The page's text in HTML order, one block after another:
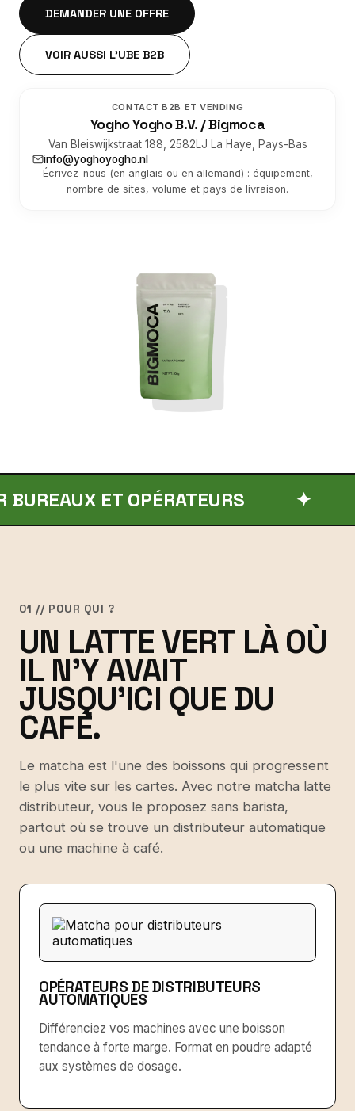
DEMANDER UNE OFFRE
VOIR AUSSI L'UBE B2B
CONTACT B2B ET VENDING
Yogho Yogho B.V. / Bigmoca
Van Bleiswijkstraat 188, 2582LJ La Haye, Pays-Bas
info@yoghoyogho.nl
Écrivez-nous (en anglais ou en allemand) : équipement,
nombre de sites, volume et pays de livraison.
ET OPÉRATEURS ✦
01 // POUR QUI ?
UN LATTE VERT LÀ OÙ
IL N'Y AVAIT
JUSQU'ICI QUE DU
CAFÉ.
Le matcha est l'une des boissons qui progressent
le plus vite sur les cartes. Avec notre matcha latte
distributeur, vous le proposez sans barista,
partout où se trouve un distributeur automatique
ou une machine à café.
OPÉRATEURS DE DISTRIBUTEURS
AUTOMATIQUES
Différenciez vos machines avec une boisson
tendance à forte marge. Format en poudre adapté
aux systèmes de dosage.